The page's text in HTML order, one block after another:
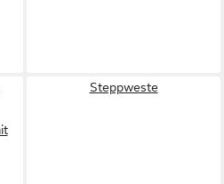
Steppweste